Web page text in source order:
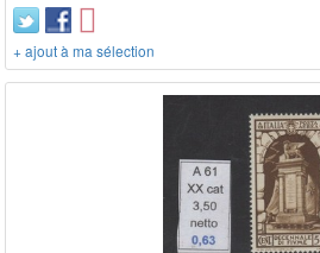
+ ajout à ma sélection